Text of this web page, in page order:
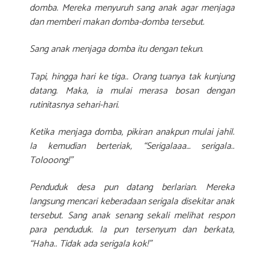
domba. Mereka menyuruh sang anak agar menjaga
dan memberi makan domba-domba tersebut.
Sang anak menjaga domba itu dengan tekun.
Tapi, hingga hari ke tiga.. Orang tuanya tak kunjung
datang. Maka, ia mulai merasa bosan dengan
rutinitasnya sehari-hari.
Ketika menjaga domba, pikiran anakpun mulai jahil.
Ia kemudian berteriak, “Serigalaaa… serigala..
Tolooong!”
Penduduk desa pun datang berlarian. Mereka
langsung mencari keberadaan serigala disekitar anak
tersebut. Sang anak senang sekali melihat respon
para penduduk. Ia pun tersenyum dan berkata,
“Haha.. Tidak ada serigala kok!”